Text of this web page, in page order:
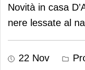
Novità in casa
nere lessate al
22 Nov